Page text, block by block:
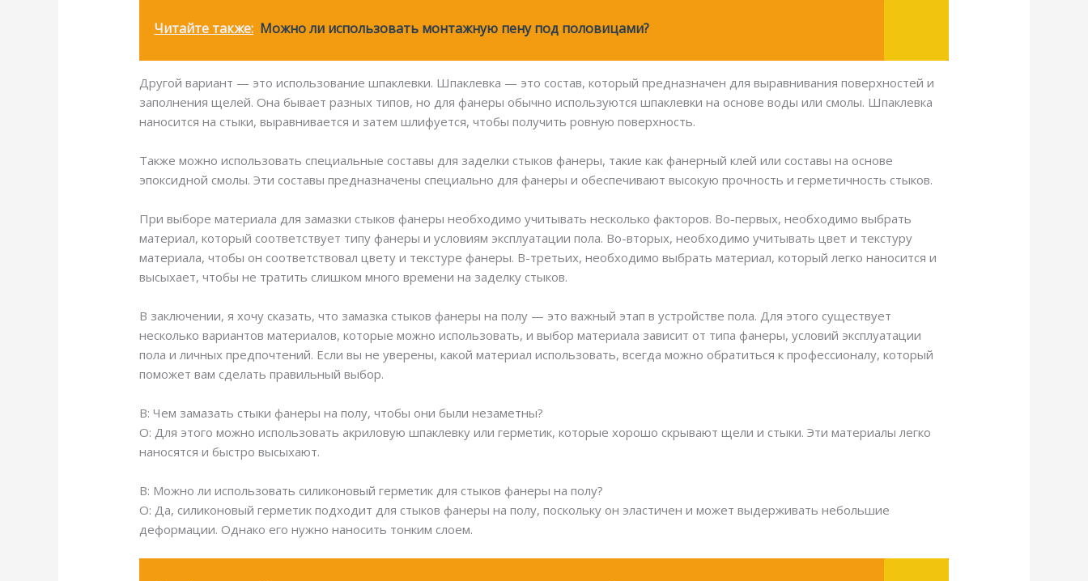
Читайте также: Можно ли использовать монтажную пену под половицами?
Другой вариант — это использование шпаклевки. Шпаклевка — это состав, который предназначен для выравнивания поверхностей и
заполнения щелей. Она бывает разных типов, но для фанеры обычно используются шпаклевки на основе воды или смолы. Шпаклевка
наносится на стыки, выравнивается и затем шлифуется, чтобы получить ровную поверхность.
Также можно использовать специальные составы для заделки стыков фанеры, такие как фанерный клей или составы на основе
эпоксидной смолы. Эти составы предназначены специально для фанеры и обеспечивают высокую прочность и герметичность стыков.
При выборе материала для замазки стыков фанеры необходимо учитывать несколько факторов. Во-первых, необходимо выбрать
материал, который соответствует типу фанеры и условиям эксплуатации пола. Во-вторых, необходимо учитывать цвет и текстуру
материала, чтобы он соответствовал цвету и текстуре фанеры. В-третьих, необходимо выбрать материал, который легко наносится и
высыхает, чтобы не тратить слишком много времени на заделку стыков.
В заключении, я хочу сказать, что замазка стыков фанеры на полу — это важный этап в устройстве пола. Для этого существует
несколько вариантов материалов, которые можно использовать, и выбор материала зависит от типа фанеры, условий эксплуатации
пола и личных предпочтений. Если вы не уверены, какой материал использовать, всегда можно обратиться к профессионалу, который
поможет вам сделать правильный выбор.
В: Чем замазать стыки фанеры на полу, чтобы они были незаметны?
О: Для этого можно использовать акриловую шпаклевку или герметик, которые хорошо скрывают щели и стыки. Эти материалы легко
наносятся и быстро высыхают.
В: Можно ли использовать силиконовый герметик для стыков фанеры на полу?
О: Да, силиконовый герметик подходит для стыков фанеры на полу, поскольку он эластичен и может выдерживать небольшие
деформации. Однако его нужно наносить тонким слоем.